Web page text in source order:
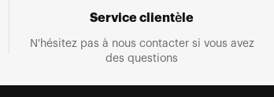
Service clientèle
N'hésitez pas à nous contacter si vous avez
des questions